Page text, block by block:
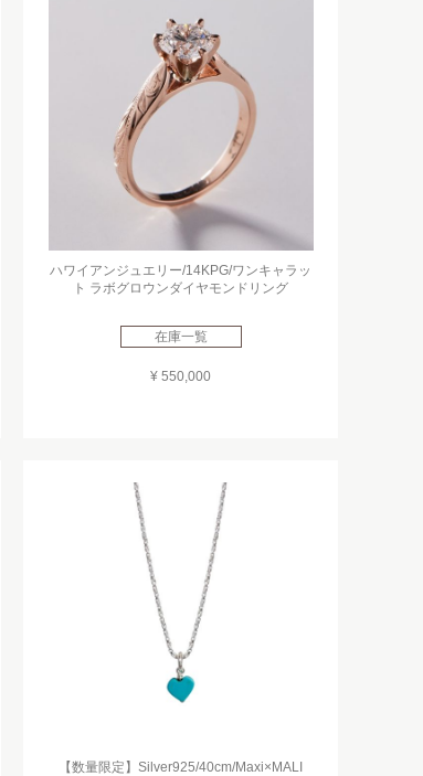
ハワイアンジュエリー/14KPG/ワンキャラッ
ト ラボグロウンダイヤモンドリング
在庫一覧
¥ 550,000
【数量限定】Silver925/40cm/Maxi×MALI